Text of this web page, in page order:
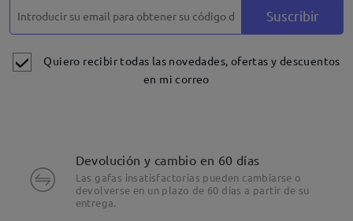
Suscribir
Quiero recibir todas las novedades, ofertas y descuentos
en mi correo
Devolución y cambio en 60 días
Las gafas insatisfactorias pueden cambiarse o
devolverse en un plazo de 60 días a partir de su
entrega.